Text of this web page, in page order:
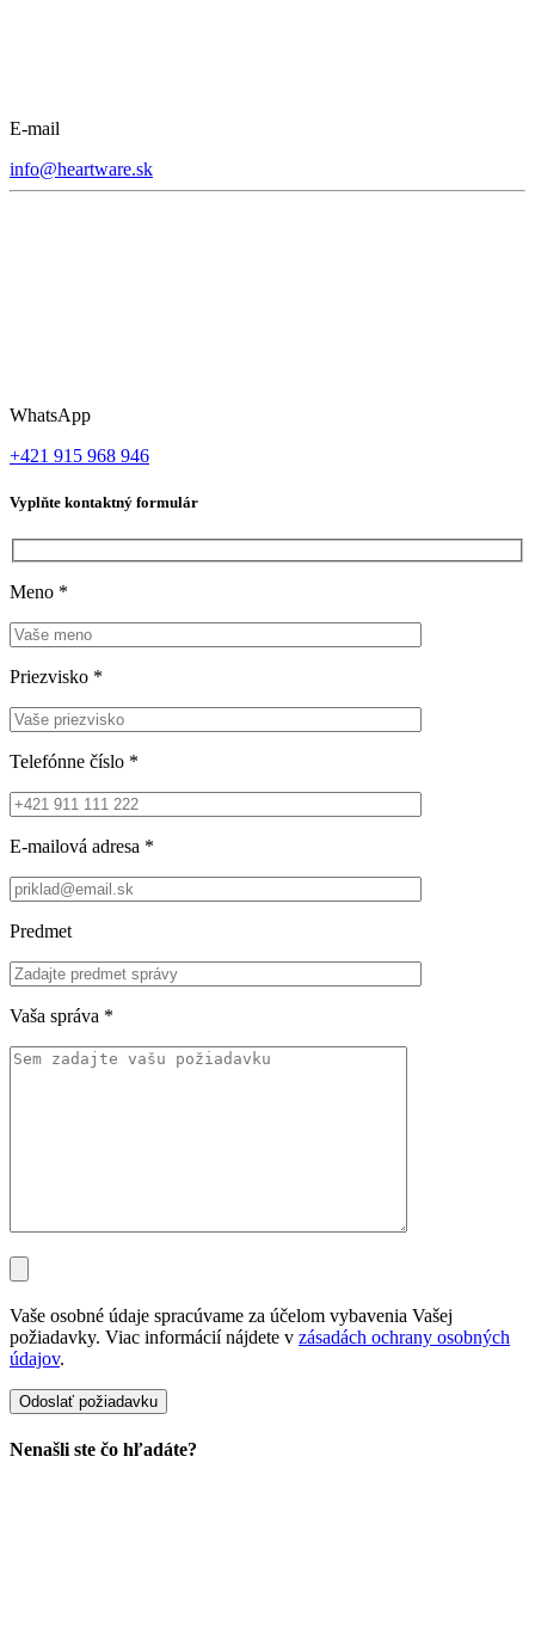
E-mail
info@heartware.sk
WhatsApp
+421 915 968 946
Vyplňte kontaktný formulár
Meno *
Priezvisko *
Telefónne číslo *
E-mailová adresa *
Predmet
Vaša správa *
Vaše osobné údaje spracúvame za účelom vybavenia Vašej
požiadavky. Viac informácií nájdete v zásadách ochrany osobných
údajov.
Nenašli ste čo hľadáte?